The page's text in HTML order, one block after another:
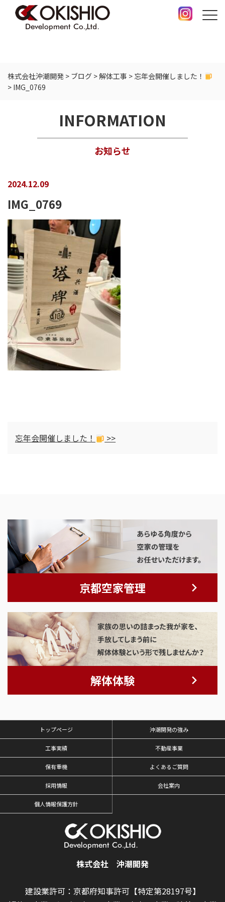
株式会社沖潮開発 > ブログ >解体工事 > 忘年会開催しました！
> IMG_0769
INFORMATION
お知らせ
2024.12.09
IMG_0769
忘年会開催しました！ >>
京都空家管理
解体体験
トップページ 沖潮開発の強み
工事実績 不動産事業
保有重機 よくあるご質問
採用情報 会社案内
個人情報保護方針
株式会社 沖潮開発
建設業許可：京都府知事許可【特定第28197号】